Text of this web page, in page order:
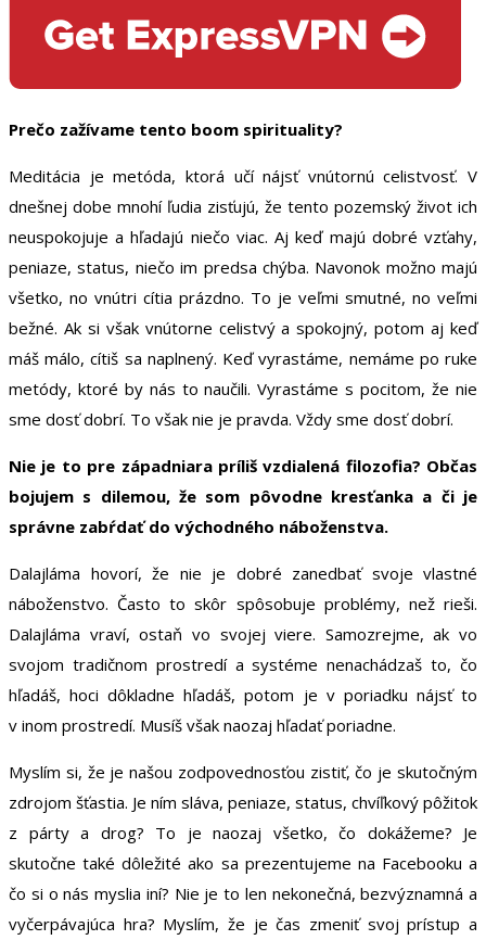
Prečo zažívame tento boom spirituality?
Meditácia je metóda, ktorá učí nájsť vnútornú celistvosť. V
dnešnej dobe mnohí ľudia zisťujú, že tento pozemský život ich
neuspokojuje a hľadajú niečo viac. Aj keď majú dobré vzťahy,
peniaze, status, niečo im predsa chýba. Navonok možno majú
všetko, no vnútri cítia prázdno. To je veľmi smutné, no veľmi
bežné. Ak si však vnútorne celistvý a spokojný, potom aj keď
máš málo, cítiš sa naplnený. Keď vyrastáme, nemáme po ruke
metódy, ktoré by nás to naučili. Vyrastáme s pocitom, že nie
sme dosť dobrí. To však nie je pravda. Vždy sme dosť dobrí.
Nie je to pre západniara príliš vzdialená filozofia? Občas
bojujem s dilemou, že som pôvodne kresťanka a či je
správne zabŕdať do východného náboženstva.
Dalajláma hovorí, že nie je dobré zanedbať svoje vlastné
náboženstvo. Často to skôr spôsobuje problémy, než rieši.
Dalajláma vraví, ostaň vo svojej viere. Samozrejme, ak vo
svojom tradičnom prostredí a systéme nenachádzaš to, čo
hľadáš, hoci dôkladne hľadáš, potom je v poriadku nájsť to
v inom prostredí. Musíš však naozaj hľadať poriadne.
Myslím si, že je našou zodpovednosťou zistiť, čo je skutočným
zdrojom šťastia. Je ním sláva, peniaze, status, chvíľkový pôžitok
z párty a drog? To je naozaj všetko, čo dokážeme? Je
skutočne také dôležité ako sa prezentujeme na Facebooku a
čo si o nás myslia iní? Nie je to len nekonečná, bezvýznamná a
vyčerpávajúca hra? Myslím, že je čas zmeniť svoj prístup a